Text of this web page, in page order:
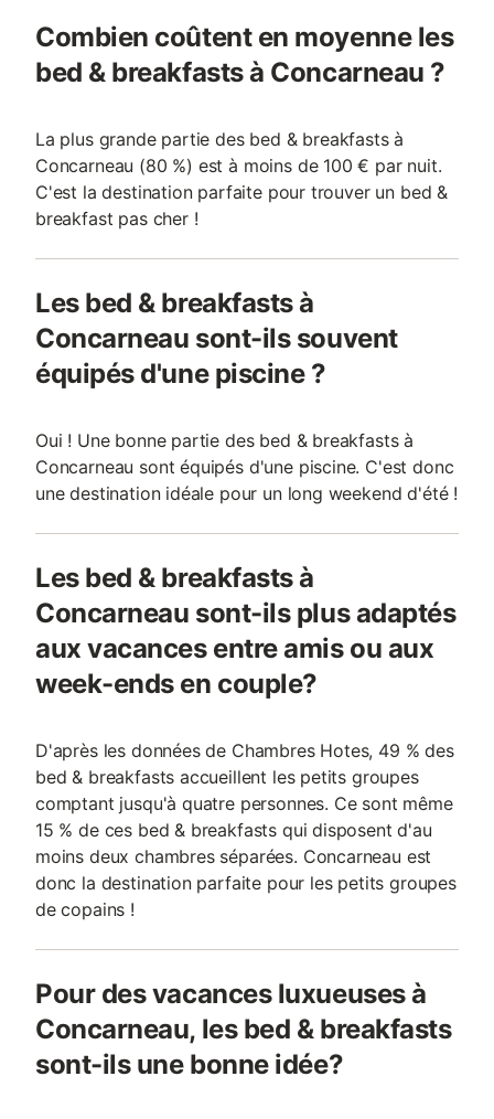
Combien coûtent en moyenne les
bed & breakfasts à Concarneau ?
La plus grande partie des bed & breakfasts à
Concarneau (80 %) est à moins de 100 € par nuit.
C'est la destination parfaite pour trouver un bed &
breakfast pas cher !
Les bed & breakfasts à
Concarneau sont-ils souvent
équipés d'une piscine ?
Oui ! Une bonne partie des bed & breakfasts à
Concarneau sont équipés d'une piscine. C'est donc
une destination idéale pour un long weekend d'été !
Les bed & breakfasts à
Concarneau sont-ils plus adaptés
aux vacances entre amis ou aux
week-ends en couple?
D'après les données de Chambres Hotes, 49 % des
bed & breakfasts accueillent les petits groupes
comptant jusqu'à quatre personnes. Ce sont même
15 % de ces bed & breakfasts qui disposent d'au
moins deux chambres séparées. Concarneau est
donc la destination parfaite pour les petits groupes
de copains !
Pour des vacances luxueuses à
Concarneau, les bed & breakfasts
sont-ils une bonne idée?